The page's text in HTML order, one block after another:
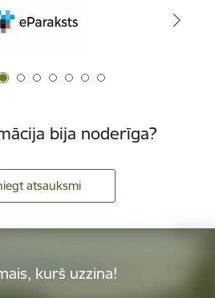
bija noderīga?
atsauksmi
kurš uzzina!